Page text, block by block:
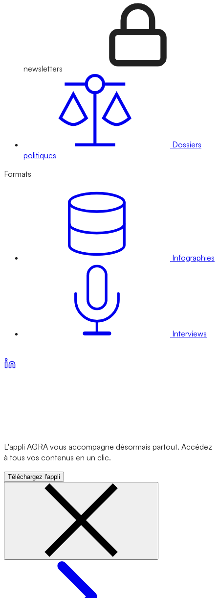
newsletters
Dossiers
politiques
Formats
Infographies
Interviews
L'appli AGRA vous accompagne désormais partout. Accédez
à tous vos contenus en un clic.
Téléchargez l'appli